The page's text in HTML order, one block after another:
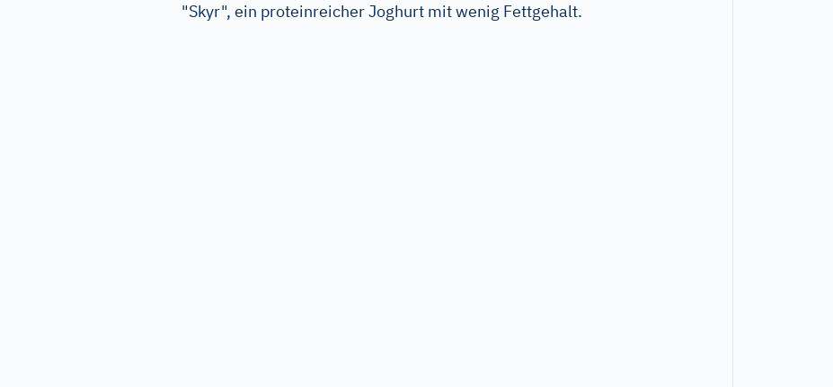
"Skyr", ein proteinreicher Joghurt mit wenig Fettgehalt.